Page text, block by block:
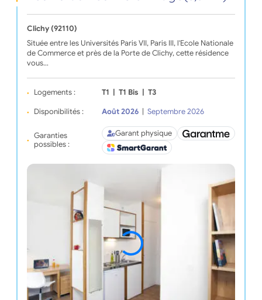
Clichy (92110)
Située entre les Universités Paris VII, Paris III, l'Ecole Nationale
de Commerce et près de la Porte de Clichy, cette résidence
vous…
Logements : T1 T1 Bis T3
Disponibilités : Août 2026 Septembre 2026
Garanties
possibles :
Garant physique